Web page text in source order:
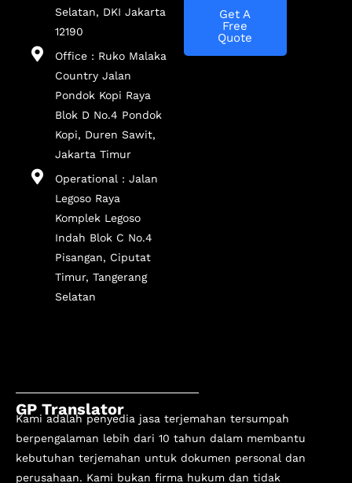
Selatan, DKI Jakarta
12190
Office : Ruko Malaka
Country Jalan
Pondok Kopi Raya
Blok D No.4 Pondok
Kopi, Duren Sawit,
Jakarta Timur
Operational : Jalan
Legoso Raya
Komplek Legoso
Indah Blok C No.4
Pisangan, Ciputat
Timur, Tangerang
Selatan
Get A
Free
Quote
GP Translator
Kami adalah penyedia jasa terjemahan tersumpah
berpengalaman lebih dari 10 tahun dalam membantu
kebutuhan terjemahan untuk dokumen personal dan
perusahaan. Kami bukan firma hukum dan tidak